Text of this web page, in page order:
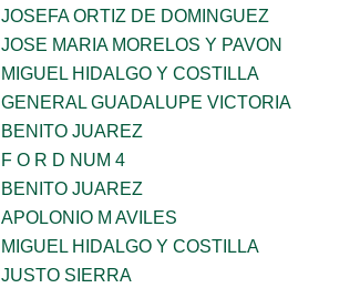
JOSEFA ORTIZ DE DOMINGUEZ
JOSE MARIA MORELOS Y PAVON
MIGUEL HIDALGO Y COSTILLA
GENERAL GUADALUPE VICTORIA
BENITO JUAREZ
F O R D NUM 4
BENITO JUAREZ
APOLONIO M AVILES
MIGUEL HIDALGO Y COSTILLA
JUSTO SIERRA